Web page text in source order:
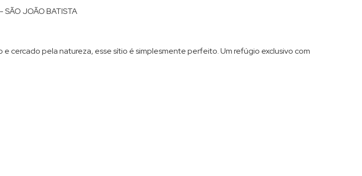
SÃO JOÃO BATISTA
cercado pela natureza, esse sítio é simplesmente perfeito. Um refúgio exclusivo com